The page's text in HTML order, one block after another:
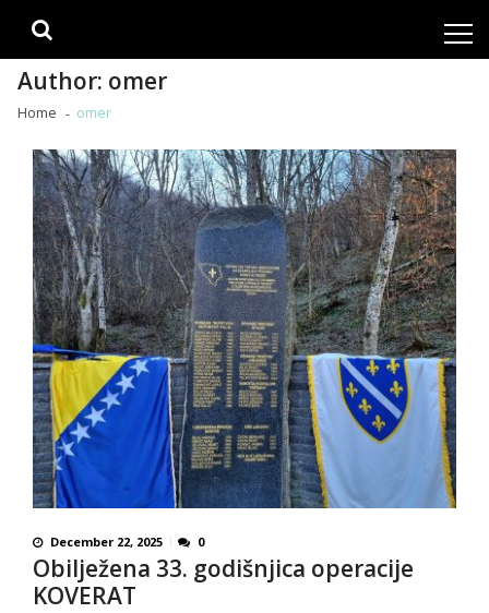
Author: omer
Home omer
December 22, 2025 0
Obilježena 33. godišnjica operacije
KOVERAT